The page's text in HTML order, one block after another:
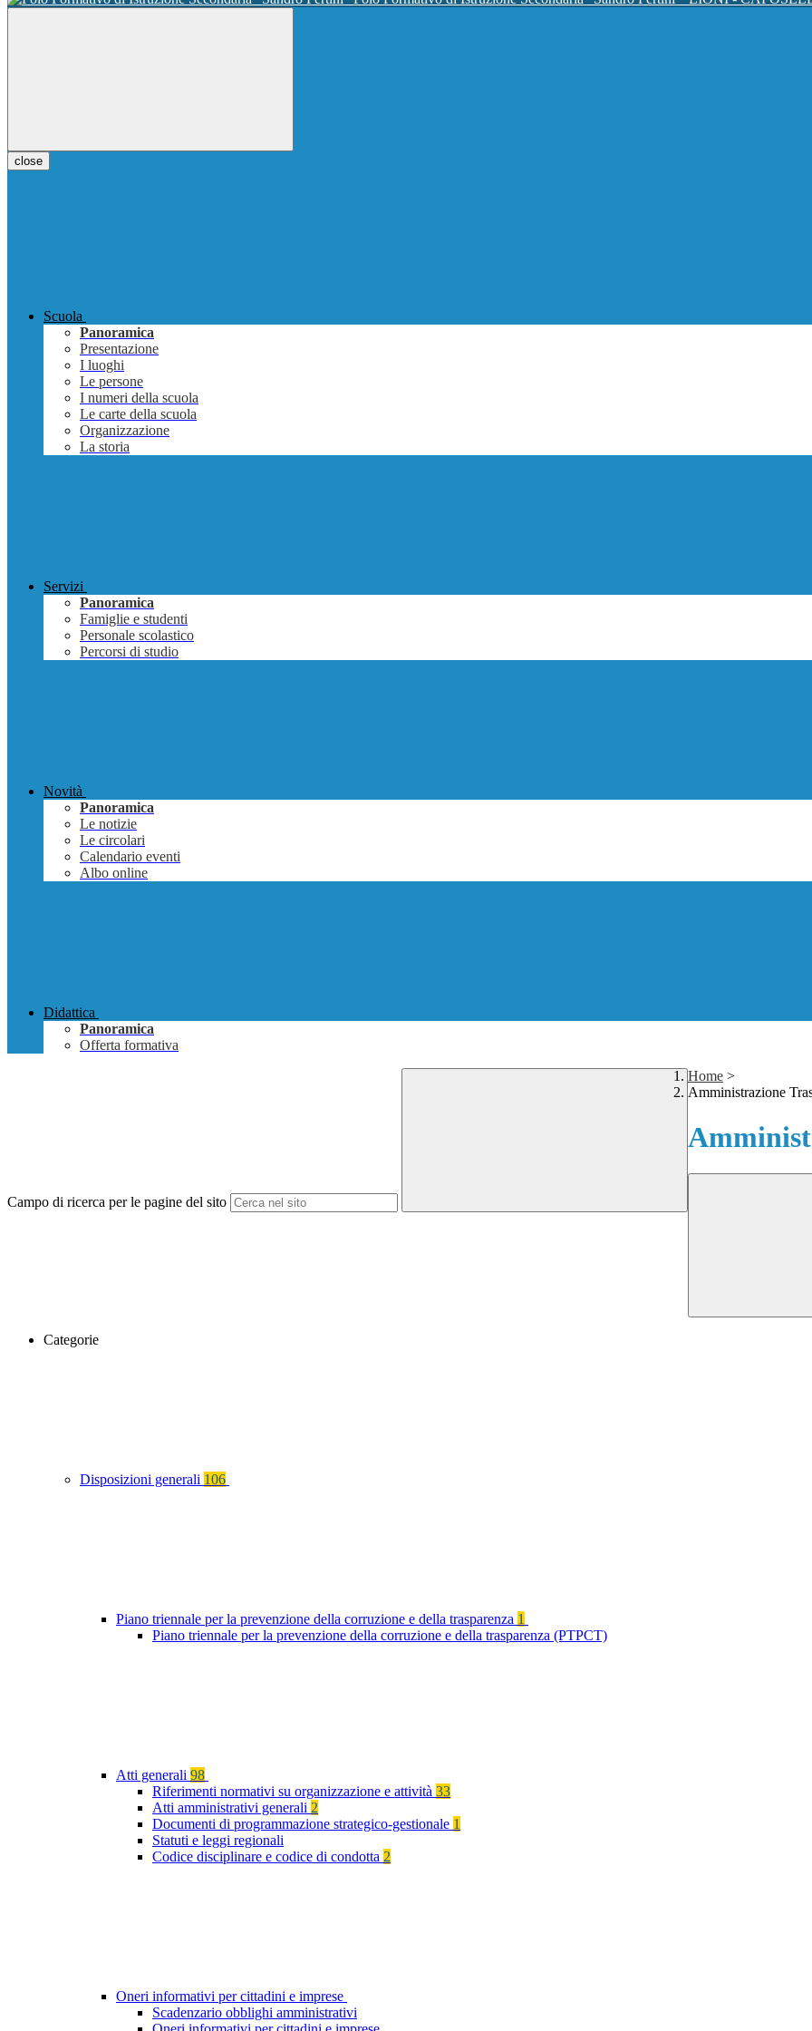
close
Scuola
Panoramica
Presentazione
I luoghi
Le persone
I numeri della scuola
Le carte della scuola
Organizzazione
La storia
Servizi
Panoramica
Famiglie e studenti
Personale scolastico
Percorsi di studio
Novità
Panoramica
Le notizie
Le circolari
Calendario eventi
Albo online
Didattica
Panoramica
Offerta formativa
Campo di ricerca per le pagine del sito
Home >
Amministrazione
Categorie
Disposizioni generali 106
Piano triennale per la prevenzione della corruzione e della trasparenza 1
Piano triennale per la prevenzione della corruzione e della trasparenza (PTPCT)
Atti generali 98
Riferimenti normativi su organizzazione e attività 33
Atti amministrativi generali 2
Documenti di programmazione strategico-gestionale 1
Statuti e leggi regionali
Codice disciplinare e codice di condotta 2
Oneri informativi per cittadini e imprese
Scadenzario obblighi amministrativi